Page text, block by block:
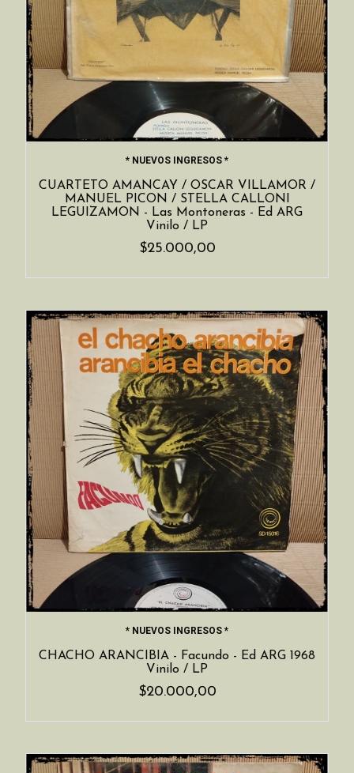
* NUEVOS INGRESOS *
CUARTETO AMANCAY / OSCAR VILLAMOR /
MANUEL PICON / STELLA CALLONI
LEGUIZAMON - Las Montoneras - Ed ARG
Vinilo / LP
$25.000,00
* NUEVOS INGRESOS *
CHACHO ARANCIBIA - Facundo - Ed ARG 1968
Vinilo / LP
$20.000,00